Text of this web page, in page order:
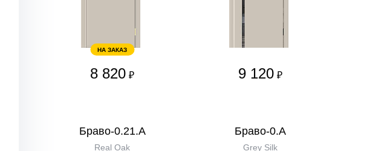
НА ЗАКАЗ
8 820 ₽ 9 120 ₽
Браво-0.21.А
Real Oak
Браво-0.А
Grey Silk